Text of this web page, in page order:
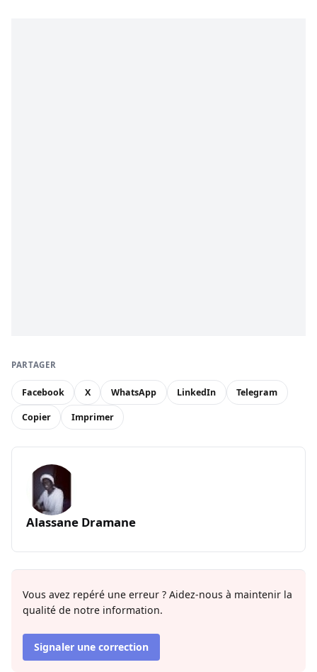
PARTAGER
Facebook X WhatsApp LinkedIn Telegram
Copier Imprimer
Alassane Dramane
Vous avez repéré une erreur ? Aidez-nous à maintenir la
qualité de notre information.
Signaler une correction